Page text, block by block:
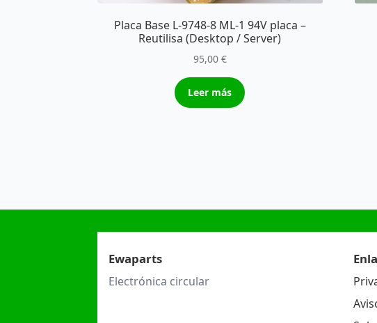
Placa Base L-9748-8 ML-1 94V placa –
Reutilisa (Desktop / Server)
95,00 €
Leer más
Ewaparts
Electrónica circular